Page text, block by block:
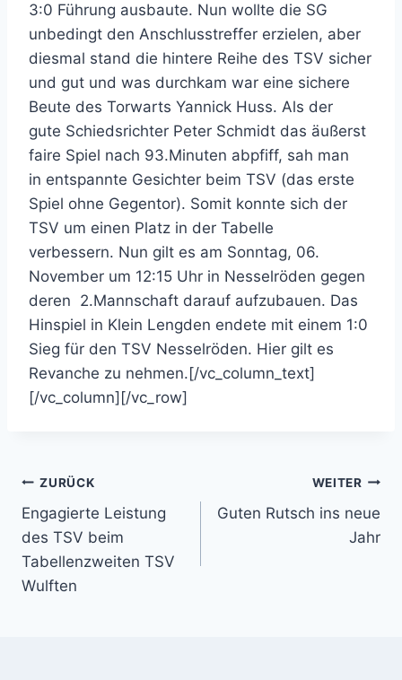
3:0 Führung ausbaute. Nun wollte die SG
unbedingt den Anschlusstreffer erzielen, aber
diesmal stand die hintere Reihe des TSV sicher
und gut und was durchkam war eine sichere
Beute des Torwarts Yannick Huss. Als der
gute Schiedsrichter Peter Schmidt das äußerst
faire Spiel nach 93.Minuten abpfiff, sah man
in entspannte Gesichter beim TSV (das erste
Spiel ohne Gegentor). Somit konnte sich der
TSV um einen Platz in der Tabelle
verbessern. Nun gilt es am Sonntag, 06.
November um 12:15 Uhr in Nesselröden gegen
deren 2.Mannschaft darauf aufzubauen. Das
Hinspiel in Klein Lengden endete mit einem 1:0
Sieg für den TSV Nesselröden. Hier gilt es
Revanche zu nehmen.[/vc_column_text]
[/vc_column][/vc_row]
Beitragsnavigation
ZURÜCK
Engagierte Leistung
des TSV beim
Tabellenzweiten TSV
Wulften
WEITER
Guten Rutsch ins neue
Jahr